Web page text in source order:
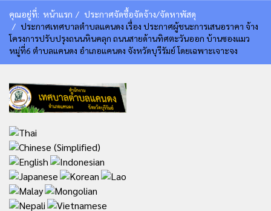
คุณอยู่ที่: หน้าแรก
ประกาศจัดซื้อจัดจ้าง/จัดหาพัสดุ
ประกาศเทศบาลตำบลแคนดง เรื่อง ประกาศผู้ชนะการเสนอราคา จ้าง
โครงการปรับปรุงถนนหินคลุก ถนนสายด้านทิศตะวันออก บ้านซองแมว
หมู่ที่6 ตำบลแคนดง อำเภอแคนดง จังหวัดบุรีรัมย์ โดยเฉพาะเจาะจง